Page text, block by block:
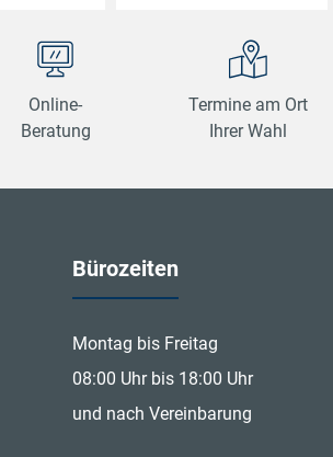
Online-
Beratung
Termine am Ort
Ihrer Wahl
Bürozeiten
Montag bis Freitag
08:00 Uhr bis 18:00 Uhr
und nach Vereinbarung